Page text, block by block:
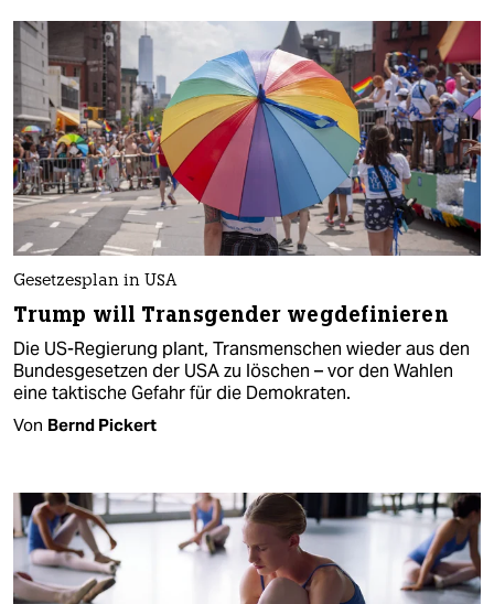
Gesetzesplan in USA
Trump will Transgender wegdefinieren
Die US-Regierung plant, Transmenschen wieder aus den
Bundesgesetzen der USA zu löschen – vor den Wahlen
eine taktische Gefahr für die Demokraten.
Von Bernd Pickert